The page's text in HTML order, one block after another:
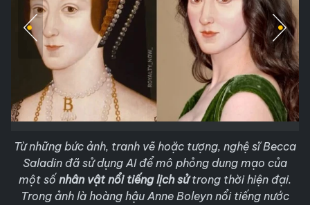
Từ những bức ảnh, tranh vẽ hoặc tượng, nghệ sĩ Becca
Saladin đã sử dụng AI để mô phỏng dung mạo của
một số nhân vật nổi tiếng lịch sửtrong thời hiện đại.
Trong ảnh là hoàng hậu Anne Boleyn nổi tiếng nước